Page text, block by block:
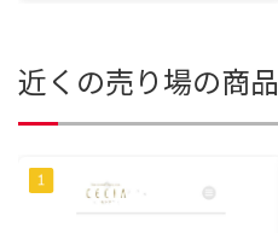
近くの売り場の商品